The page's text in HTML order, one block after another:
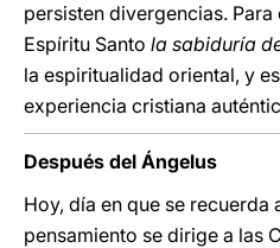
persisten divergencias.
Espíritu Santo la sabiduría
la espiritualidad oriental, y
experiencia cristiana
Después del Ángelus
Hoy, día en que se recuerda
pensamiento se dirige a las